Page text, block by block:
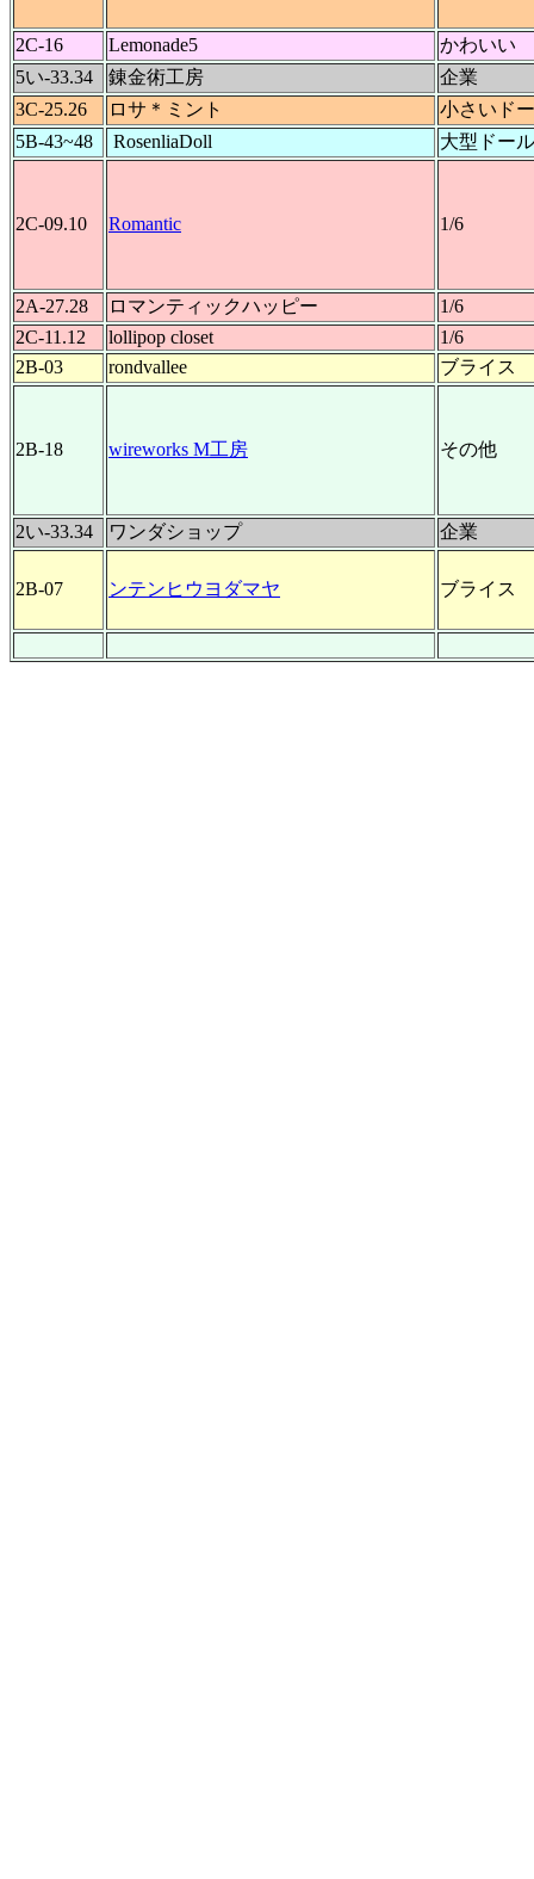
2C-16 Lemonade5
かわいい
5い-33.34
錬金術工房
企業
3C-25.26
ロサ＊ミント
小さいド
5B-43~48
RosenliaDoll 大型ドール
2C-09.10 Romantic 1/6
2A-27.28 ロマンティックハッピー
1/6
2C-11.12
lollipop closet
1/6
2B-03
rondvallee ブライス
2B-18 wireworks М工房 その他
2い-33.34 ワンダショップ 企業
2B-07 ンテンヒウヨダマヤ ブライス